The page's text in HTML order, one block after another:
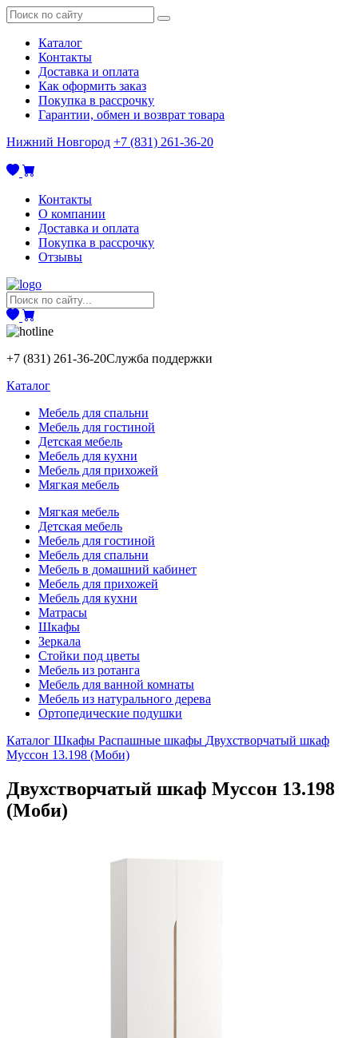
Каталог
Контакты
Доставка и оплата
Как оформить заказ
Покупка в рассрочку
Гарантии, обмен и возврат товара
Нижний Новгород +7 (831) 261-36-20
Контакты
О компании
Доставка и оплата
Покупка в рассрочку
Отзывы
+7 (831) 261-36-20Служба поддержки
Каталог
Мебель для спальни
Мебель для гостиной
Детская мебель
Мебель для кухни
Мебель для прихожей
Мягкая мебель
Мягкая мебель
Детская мебель
Мебель для гостиной
Мебель для спальни
Мебель в домашний кабинет
Мебель для прихожей
Мебель для кухни
Матрасы
Шкафы
Зеркала
Стойки под цветы
Мебель из ротанга
Мебель для ванной комнаты
Мебель из натурального дерева
Ортопедические подушки
Каталог Шкафы Распашные шкафы Двухстворчатый шкаф
Муссон 13.198 (Моби)
Двухстворчатый шкаф Муссон 13.198
(Моби)